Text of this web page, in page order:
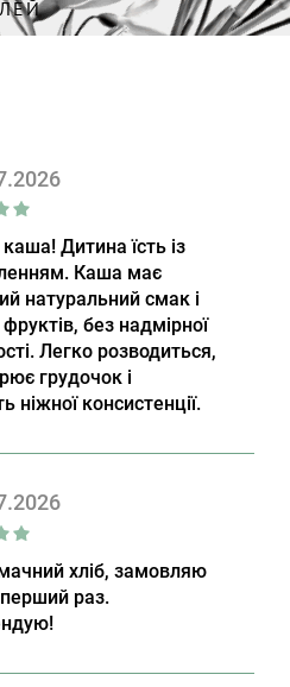
Дитина їсть із
Каша має
натуральний смак і
без надмірної
Легко розводиться,
грудочок і
ніжної консистенції.
хліб, замовляю
раз.